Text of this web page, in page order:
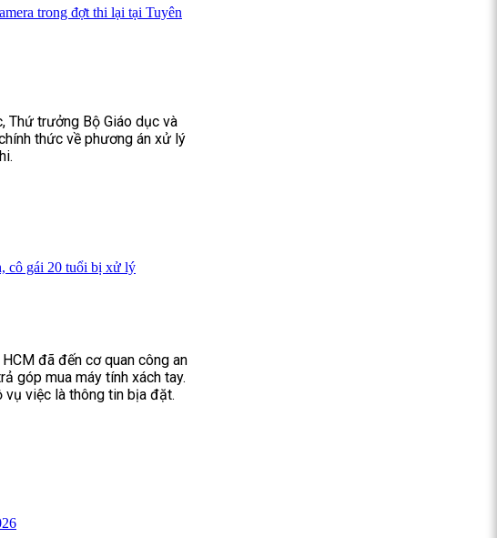
trong đợt thi lại tại Tuyên
Thứ trưởng Bộ Giáo dục và
thức về phương án xử lý
cô gái 20 tuổi bị xử lý
đã đến cơ quan công an
góp mua máy tính xách tay.
vụ việc là thông tin bịa đặt.